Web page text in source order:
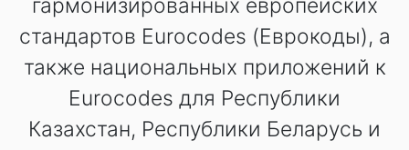
гармонизированных европейских
стандартов Eurocodes (Еврокоды), а
также национальных приложений к
Eurocodes для Республики
Казахстан, Республики Беларусь и